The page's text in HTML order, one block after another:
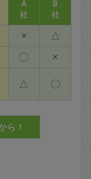
A
社
B
社
× △
〇 ×
△ 〇